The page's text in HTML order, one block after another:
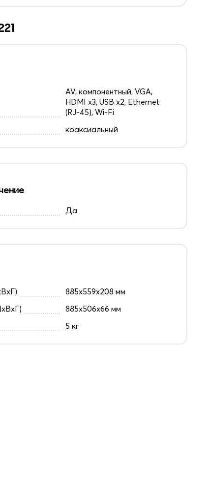
AV, компонентный, VGA,
HDMI x3, USB x2, Ethernet
(RJ-45), Wi-Fi
коаксиальный
Да
885x559x208 мм
885x506x66 мм
5 кг